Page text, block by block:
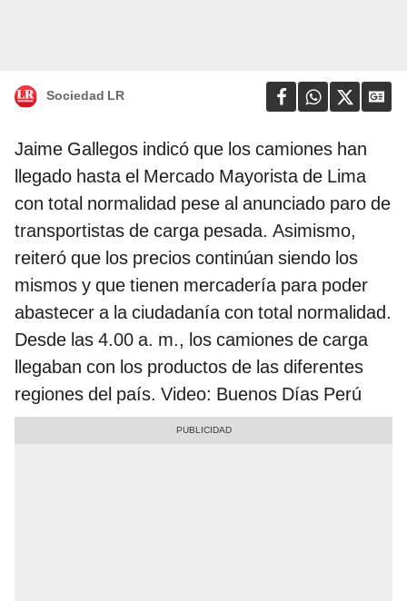
Sociedad LR
Jaime Gallegos indicó que los camiones han
llegado hasta el Mercado Mayorista de Lima
con total normalidad pese al anunciado paro de
transportistas de carga pesada. Asimismo,
reiteró que los precios continúan siendo los
mismos y que tienen mercadería para poder
abastecer a la ciudadanía con total normalidad.
Desde las 4.00 a. m., los camiones de carga
llegaban con los productos de las diferentes
regiones del país. Video: Buenos Días Perú